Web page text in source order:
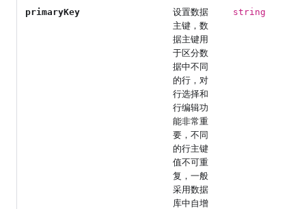
primaryKey
设置数据
主键，数
据主键用
于区分数
据中不同
的行，对
行选择和
行编辑功
能非常重
要，不同
的行主键
值不可重
复，一般
采用数据
库中自增
string